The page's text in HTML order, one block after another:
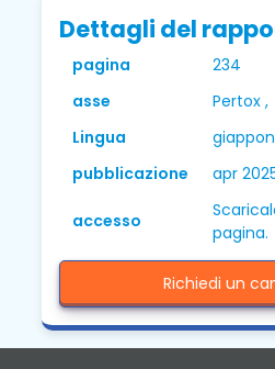
Dettagli del
pagina
234
asse
Pertox
Lingua
pubblicazione
apr
accesso
pagina.
Richiedi un